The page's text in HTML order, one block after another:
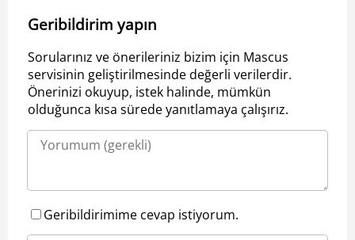
Geribildirim yapın
Sorularınız ve önerileriniz bizim için Mascus
servisinin geliştirilmesinde değerli verilerdir.
Önerinizi okuyup, istek halinde, mümkün
olduğunca kısa sürede yanıtlamaya çalışırız.
Geribildirimime cevap istiyorum.